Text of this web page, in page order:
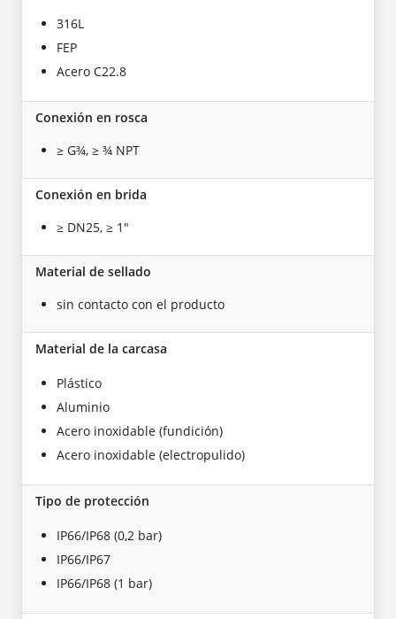
316L
FEP
Acero C22.8
Conexión en rosca
≥ G¾, ≥ ¾ NPT
Conexión en brida
≥ DN25, ≥ 1"
Material de sellado
sin contacto con el producto
Material de la carcasa
Plástico
Aluminio
Acero inoxidable (fundición)
Acero inoxidable (electropulido)
Tipo de protección
IP66/IP68 (0,2 bar)
IP66/IP67
IP66/IP68 (1 bar)